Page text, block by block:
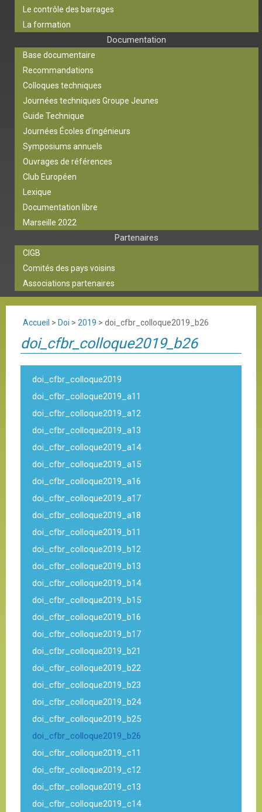
Le contrôle des barrages
La formation
Documentation
Base documentaire
Recommandations
Colloques techniques
Journées techniques Groupe Jeunes
Guide Technique
Journées Écoles d’ingénieurs
Symposiums annuels
Ouvrages de références
Club Européen
Lexique
Documentation libre
Marseille 2022
Partenaires
CIGB
Comités des pays voisins
Associations partenaires
Accueil > Doi > 2019 > doi_cfbr_colloque2019_b26
doi_cfbr_colloque2019_b26
doi_cfbr_colloque2019
doi_cfbr_colloque2019_a11
doi_cfbr_colloque2019_a12
doi_cfbr_colloque2019_a13
doi_cfbr_colloque2019_a14
doi_cfbr_colloque2019_a15
doi_cfbr_colloque2019_a16
doi_cfbr_colloque2019_a17
doi_cfbr_colloque2019_a18
doi_cfbr_colloque2019_b11
doi_cfbr_colloque2019_b12
doi_cfbr_colloque2019_b13
doi_cfbr_colloque2019_b14
doi_cfbr_colloque2019_b15
doi_cfbr_colloque2019_b16
doi_cfbr_colloque2019_b17
doi_cfbr_colloque2019_b21
doi_cfbr_colloque2019_b22
doi_cfbr_colloque2019_b23
doi_cfbr_colloque2019_b24
doi_cfbr_colloque2019_b25
doi_cfbr_colloque2019_b26
doi_cfbr_colloque2019_c11
doi_cfbr_colloque2019_c12
doi_cfbr_colloque2019_c13
doi_cfbr_colloque2019_c14